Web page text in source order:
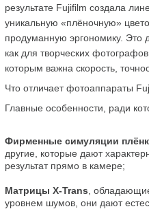
результате Fujifilm создала
уникальную «плёночную»
продуманную эргономику.
как для творческих
которым важна скорость,
Что отличает фотоаппараты
Главные особенности, ради
Фирменные симуляции
другие, которые дают
результат прямо в камере;
Матрицы X-Trans ,
уровнем шумов, они дают